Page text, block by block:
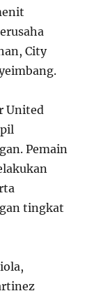
City
United
Pemain
tingkat